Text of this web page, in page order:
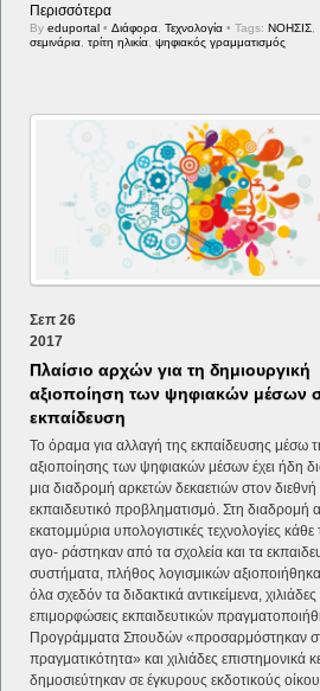
Περισσότερα
Byeduportal • Διάφορα ,Τεχνολογία • Tags:ΝΟΗΣΙΣ
σεμινάρια ,τρίτη ηλικία ,ψηφιακός γραμματισμός
Σεπ 26
2017
Πλαίσιο αρχών για τη δημιουργική
αξιοποίηση των ψηφιακών μέσων
εκπαίδευση
Το όραμα για αλλαγή της εκπαίδευσης μέσω
αξιοποίησης των ψηφιακών μέσων έχει ήδη
μια διαδρομή αρκετών δεκαετιών στον διεθνή
εκπαιδευτικό προβληματισμό. Στη διαδρομή
εκατομμύρια υπολογιστικές τεχνολογίες
αγο- ράστηκαν από τα σχολεία και τα
συστήματα, πλήθος λογισμικών
όλα σχεδόν τα διδακτικά αντικείμενα, χιλιάδες
επιμορφώσεις εκπαιδευτικών
Προγράμματα Σπουδών «προσαρμόστηκαν
πραγματικότητα» και χιλιάδες επιστημονικά
δημοσιεύτηκαν σε έγκυρους εκδοτικούς